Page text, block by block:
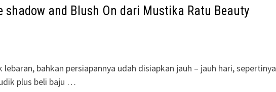
shadow and Blush On dari Mustika Ratu Beauty
bahkan persiapannya udah disiapkan jauh – jauh hari, sepertinya
plus beli baju …